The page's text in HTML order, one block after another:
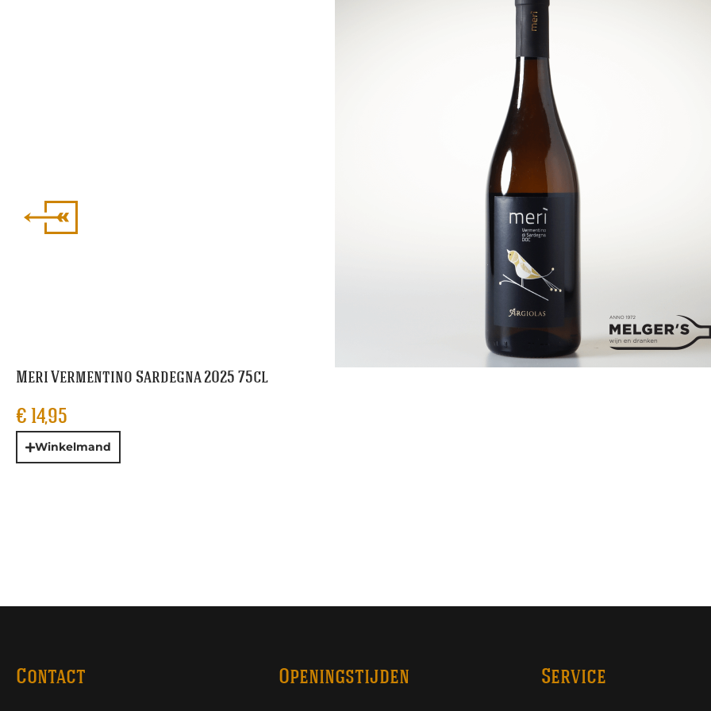
Meri Vermentino Sardegna 2025 75cl
€ 14,95
Winkelmand
Contact Openingstijden Service